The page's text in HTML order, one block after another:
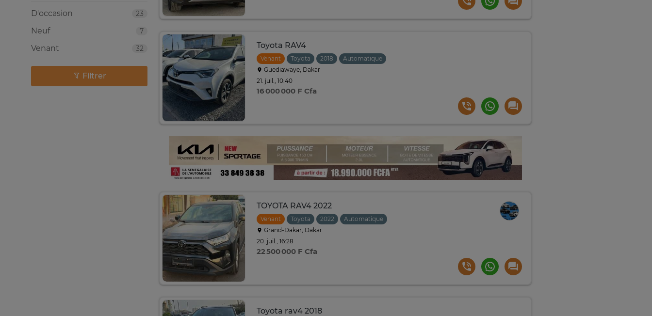
Toyota RAV4
Venant Toyota 2018
Automatique
Guediawaye, Dakar
21. juil., 10:40
16 000 000 F Cfa
TOYOTA RAV4 2022
Venant Toyota 2022
Automatique
Grand-Dakar, Dakar
20. juil., 16:28
22 500 000 F Cfa
Toyota rav4 2018
23
D'occasion
7
Neuf
32
Venant
Filtrer